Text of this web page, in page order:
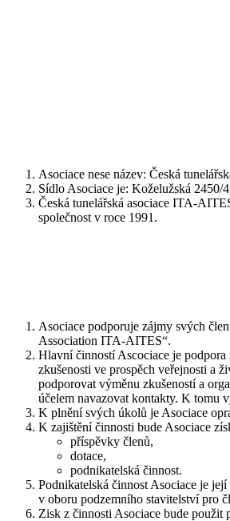
Asociace nese název: Česká
Sídlo Asociace je: Koželužská 2450/
Česká tunelářská asociace ITA-
společnost v roce 1991.
Asociace podporuje zájmy svých
Association ITA-AITES“.
Hlavní činností Ascociace je
zkušenosti ve prospěch veřejnosti a
podporovat výměnu zkušeností a
účelem navazovat kontakty. K tomu
K plnění svých úkolů je Asociace
K zajištění činnosti bude Asociace
příspěvky členů,
dotace,
podnikatelská činnost.
Podnikatelská činnost Asociace je
v oboru podzemního stavitelství pro
Zisk z činnosti Asociace bude použit